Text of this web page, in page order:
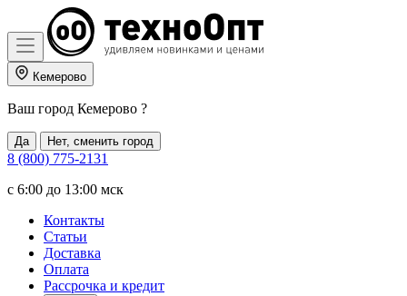
Кемерово
Ваш город Кемерово ?
Да Нет, сменить город
8 (800) 775-2131
c 6:00 до 13:00 мск
Контакты
Статьи
Доставка
Оплата
Рассрочка и кредит